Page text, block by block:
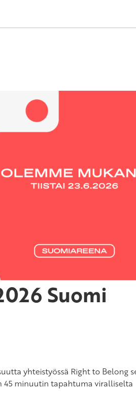
Suomi
yhteistyössä Right to Belong
45 minuutin tapahtuma viralliselta